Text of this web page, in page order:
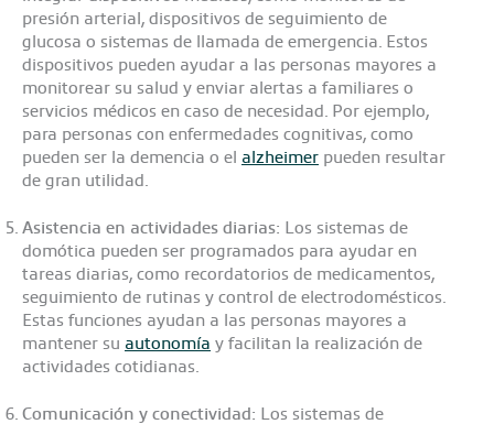
presión arterial, dispositivos de seguimiento de
glucosa o sistemas de llamada de emergencia. Estos
dispositivos pueden ayudar a las personas mayores a
monitorear su salud y enviar alertas a familiares o
servicios médicos en caso de necesidad. Por ejemplo,
para personas con enfermedades cognitivas, como
pueden ser la demencia o el alzheimer pueden resultar
de gran utilidad.
Asistencia en actividades diarias: Los sistemas de
domótica pueden ser programados para ayudar en
tareas diarias, como recordatorios de medicamentos,
seguimiento de rutinas y control de electrodomésticos.
Estas funciones ayudan a las personas mayores a
mantener su autonomía y facilitan la realización de
actividades cotidianas.
Comunicación y conectividad: Los sistemas de